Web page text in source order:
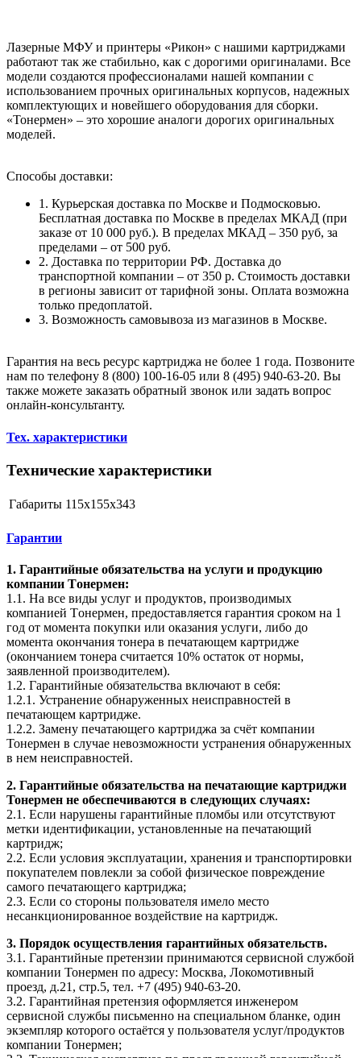
Лазерные МФУ и принтеры «Рикон» с нашими картриджами
работают так же стабильно, как с дорогими оригиналами. Все
модели создаются профессионалами нашей компании с
использованием прочных оригинальных корпусов, надежных
комплектующих и новейшего оборудования для сборки.
«Тонермен» – это хорошие аналоги дорогих оригинальных
моделей.
Способы доставки:
1. Курьерская доставка по Москве и Подмосковью.
Бесплатная доставка по Москве в пределах МКАД (при
заказе от 10 000 руб.). В пределах МКАД – 350 руб, за
пределами – от 500 руб.
2. Доставка по территории РФ. Доставка до
транспортной компании – от 350 р. Стоимость доставки
в регионы зависит от тарифной зоны. Оплата возможна
только предоплатой.
3. Возможность самовывоза из магазинов в Москве.
Гарантия на весь ресурс картриджа не более 1 года. Позвоните
нам по телефону 8 (800) 100-16-05 или 8 (495) 940-63-20. Вы
также можете заказать обратный звонок или задать вопрос
онлайн-консультанту.
Тех. характеристики
Технические характеристики
Габариты 115x155x343
Гарантии
1. Гарантийные обязательства на услуги и продукцию
компании Tонермен:
1.1. На все виды услуг и продуктов, производимых
компанией Tонермен, предоставляется гарантия сроком на 1
год от момента покупки или оказания услуги, либо до
момента окончания тонера в печатающем картридже
(окончанием тонера считается 10% остаток от нормы,
заявленной производителем).
1.2. Гарантийные обязательства включают в себя:
1.2.1. Устранение обнаруженных неисправностей в
печатающем картридже.
1.2.2. Замену печатающего картриджа за счёт компании
Тонермен в случае невозможности устранения обнаруженных
в нем неисправностей.
2. Гарантийные обязательства на печатающие картриджи
Тонермен не обеспечиваются в следующих случаях:
2.1. Если нарушены гарантийные пломбы или отсутствуют
метки идентификации, установленные на печатающий
картридж;
2.2. Если условия эксплуатации, хранения и транспортировки
покупателем повлекли за собой физическое повреждение
самого печатающего картриджа;
2.3. Если со стороны пользователя имело место
несанкционированное воздействие на картридж.
3. Порядок осуществления гарантийных обязательств.
3.1. Гарантийные претензии принимаются сервисной службой
компании Тонермен по адресу: Москва, Локомотивный
проезд, д.21, стр.5, тел. +7 (495) 940-63-20.
3.2. Гарантийная претензия оформляется инженером
сервисной службы письменно на специальном бланке, один
экземпляр которого остаётся у пользователя услуг/продуктов
компании Тонермен;